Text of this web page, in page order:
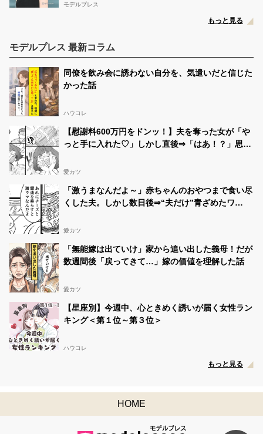
モデルプレス
もっと見る
モデルプレス 最新コラム
同僚を飲み会に誘わない自分を、気遣いだと信じた
かった話
ハウコレ
【慰謝料600万円をドンッ！】夫を奪った女が「や
っと手に入れた♡」しかし直後⇒「はあ！？」思い
愛カツ
「激うまなんだよ～」赤ちゃんのおやつまで食い尽
くした夫。しかし数日後⇒“夫だけ”青ざめたワ
愛カツ
「無能嫁は出ていけ」家から追い出した義母！だが
数週間後「戻ってきて…」嫁の価値を理解した話
愛カツ
【星座別】今週中、心ときめく誘いが届く女性ラン
キング＜第１位～第３位＞
ハウコレ
もっと見る
HOME